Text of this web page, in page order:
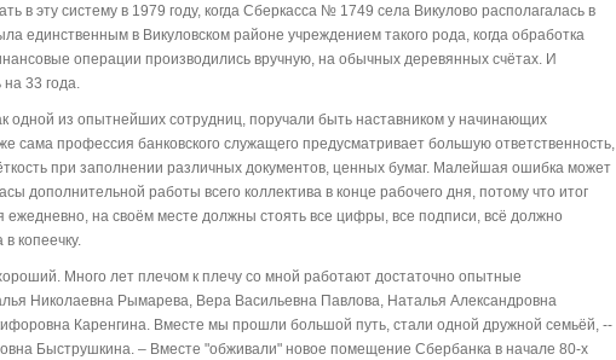
в эту систему в 1979 году, когда Сберкасса № 1749 села Викулово располагалась в
единственным в Викуловском районе учреждением такого рода, когда обработка
операции производились вручную, на обычных деревянных счётах. И
33 года.
одной из опытнейших сотрудниц, поручали быть наставником у начинающих
сама профессия банковского служащего предусматривает большую ответственность,
при заполнении различных документов, ценных бумаг. Малейшая ошибка может
дополнительной работы всего коллектива в конце рабочего дня, потому что итог
ежедневно, на своём месте должны стоять все цифры, все подписи, всё должно
в копеечку.
Много лет плечом к плечу со мной работают достаточно опытные
Николаевна Рымарева, Вера Васильевна Павлова, Наталья Александровна
Каренгина. Вместе мы прошли большой путь, стали одной дружной семьёй, --
Быструшкина. – Вместе "обживали" новое помещение Сбербанка в начале 80-х